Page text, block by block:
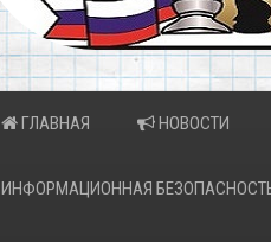
ГЛАВНАЯ НОВОСТИ
ИНФОРМАЦИОННАЯ